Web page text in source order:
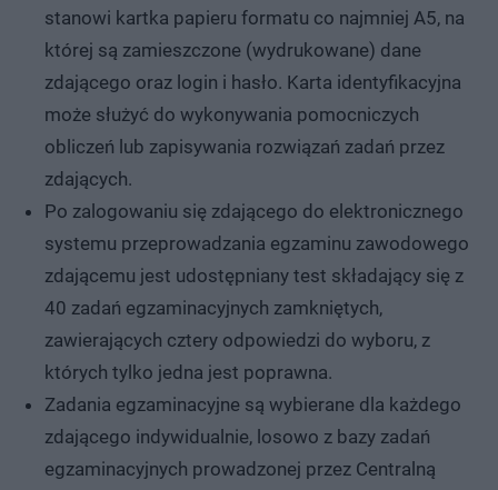
stanowi kartka papieru formatu co najmniej A5, na
której są zamieszczone (wydrukowane) dane
zdającego oraz login i hasło. Karta identyfikacyjna
może służyć do wykonywania pomocniczych
obliczeń lub zapisywania rozwiązań zadań przez
zdających.
Po zalogowaniu się zdającego do elektronicznego
systemu przeprowadzania egzaminu zawodowego
zdającemu jest udostępniany test składający się z
40 zadań egzaminacyjnych zamkniętych,
zawierających cztery odpowiedzi do wyboru, z
których tylko jedna jest poprawna.
Zadania egzaminacyjne są wybierane dla każdego
zdającego indywidualnie, losowo z bazy zadań
egzaminacyjnych prowadzonej przez Centralną